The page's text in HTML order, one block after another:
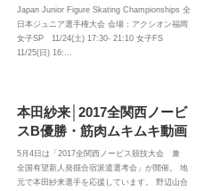
Japan Junior Figure Skating Championships 全
日本ジュニア選手権大会 会場：アクシオン福岡
女子SP 11/24(土) 17:30- 21:10 女子FS
11/25(日) 16:…
本田紗来│2017全関西ノービ
スB優勝・筋肉ムキムキ動画
5月4日は「2017全関西ノービス競技大会 兼
全国有望新人発掘合宿派遣選考会」が開催。 地
元で本田紗来選手を応援しています。 野辺山合